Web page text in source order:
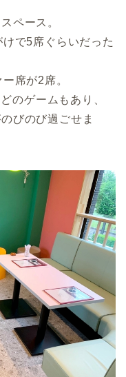
ペース。
で5席ぐらいだった
席が2席。
のゲームもあり、
びのび過ごせま